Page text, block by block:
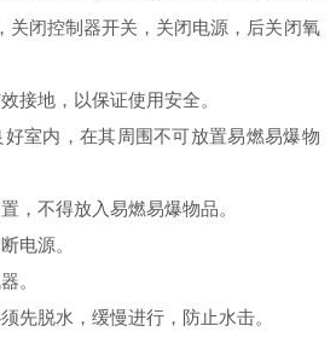
关闭控制器开关，关闭电源，后关闭氧
地，以保证使用安全。
内，在其周围不可放置易燃易爆物
不得放入易燃易爆物品。
电源。
。
脱水，缓慢进行，防止水击。